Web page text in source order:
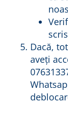
Dacă,
aveți